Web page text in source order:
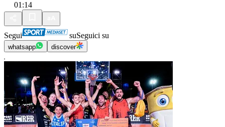
01:14
Segui suSeguici su
whatsapp discover